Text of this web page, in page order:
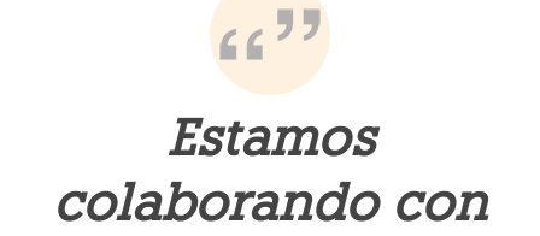
Estamos
colaborando con